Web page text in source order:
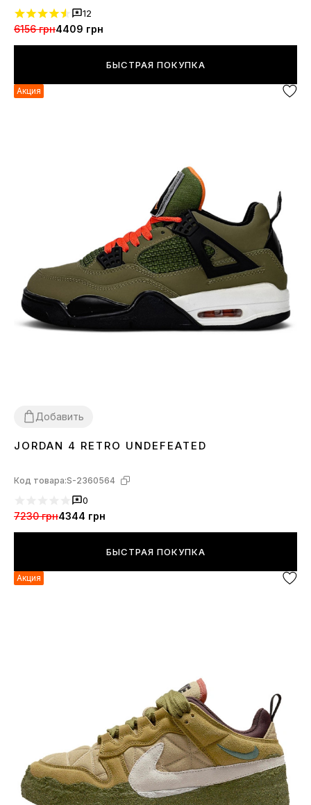
12
6156 грн4409 грн
БЫСТРАЯ ПОКУПКА
Акция
Добавить
3638394041 4243 44
JORDAN 4 RETRO UNDEFEATED
Код товара:S-2360564
0
7230 грн4344 грн
БЫСТРАЯ ПОКУПКА
Акция